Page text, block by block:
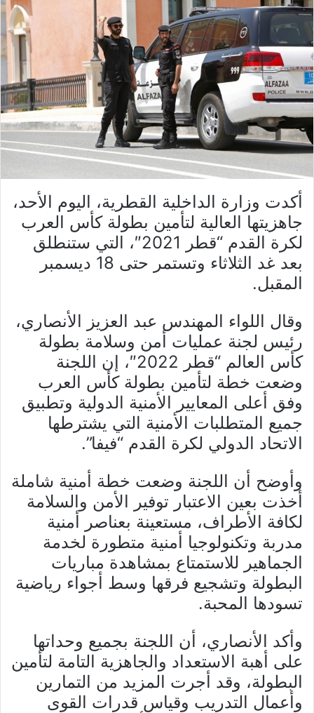
أكدت وزارة الداخلية القطرية، اليوم الأحد،
جاهزيتها العالية لتأمين بطولة كأس العرب
لكرة القدم “قطر 2021″، التي ستنطلق
بعد غد الثلاثاء وتستمر حتى 18 ديسمبر
المقبل.
وقال اللواء المهندس عبد العزيز الأنصاري،
رئيس لجنة عمليات أمن وسلامة بطولة
كأس العالم “قطر 2022″، إن اللجنة
وضعت خطة لتأمين بطولة كأس العرب
وفق أعلى المعايير الأمنية الدولية وتطبيق
جميع المتطلبات الأمنية التي يشترطها
الاتحاد الدولي لكرة القدم “فيفا”.
وأوضح أن اللجنة وضعت خطة أمنية شاملة
أخذت بعين الاعتبار توفير الأمن والسلامة
لكافة الأطراف، مستعينة بعناصر أمنية
مدربة وتكنولوجيا أمنية متطورة لخدمة
الجماهير للاستمتاع بمشاهدة مباريات
البطولة وتشجيع فرقها وسط أجواء رياضية
تسودها المحبة.
وأكد الأنصاري، أن اللجنة بجميع وحداتها
على أهبة الاستعداد والجاهزية التامة لتأمين
البطولة، وقد أجرت المزيد من التمارين
وأعمال التدريب وقياس قدرات القوى